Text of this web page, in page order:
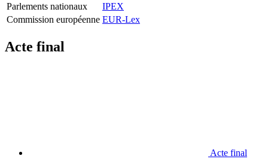
Parlements nationaux
IPEX
Commission européenne EUR-Lex
Acte final
Acte final